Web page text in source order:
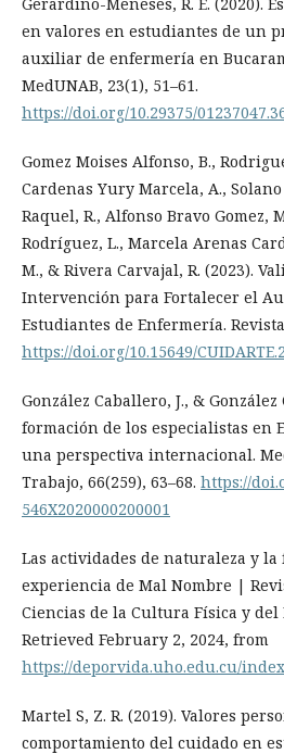
en valores en estudiantes de un
auxiliar de enfermería en
MedUNAB, 23(1), 51–61.
https://doi.org/10.29375/
Gomez Moises Alfonso, B.,
Cardenas Yury Marcela, A.,
Raquel, R., Alfonso Bravo Gomez,
Rodríguez, L., Marcela Arenas
M., & Rivera Carvajal, R. (2023).
Intervención para Fortalecer el
Estudiantes de Enfermería.
https://doi.org/10.15649/
González Caballero, J., & González
formación de los especialistas en
una perspectiva internacional.
Trabajo, 66(259), 63–68. https://
546X2020000200001
Las actividades de naturaleza y
experiencia de Mal Nombre |
Ciencias de la Cultura Física y del
Retrieved February 2, 2024, from
https://deporvida.uho.edu.cu/
Martel S, Z. R. (2019). Valores
comportamiento del cuidado en